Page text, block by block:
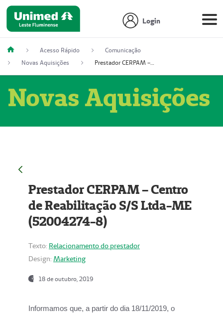
Login
Acesso Rápido
Comunicação
Novas Aquisições
Prestador CERPAM – Centro de Reabilitação S/S Ltda-ME (52004274-8)
Novas Aquisições
Prestador CERPAM – Centro
de Reabilitação S/S Ltda-ME
(52004274-8)
Texto: Relacionamento do prestador
Design: Marketing
18 de outubro, 2019
Informamos que, a partir do dia 18/11/2019, o